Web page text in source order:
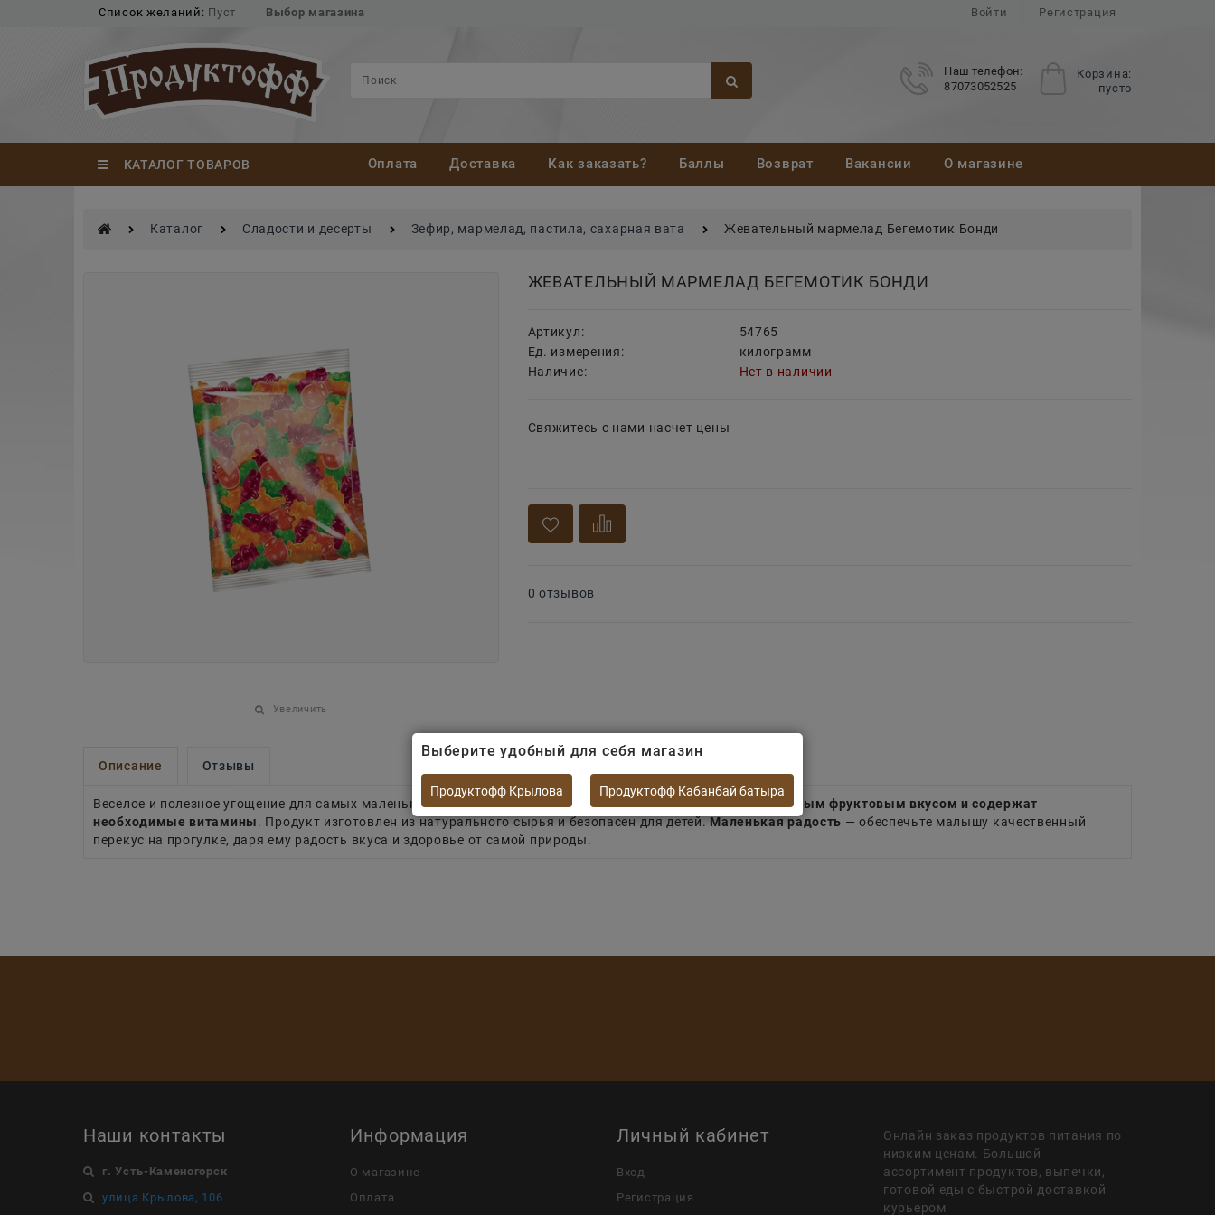
Список желаний: Пуст Выбор магазина Войти Регистрация
Корзина:
пусто
Наш телефон:
87073052525
КАТАЛОГ ТОВАРОВ Оплата Доставка Как заказать? Баллы Возврат Вакансии О магазине
Каталог Сладости и десерты Зефир, мармелад, пастила, сахарная вата Жевательный мармелад Бегемотик Бонди
Увеличить
ЖЕВАТЕЛЬНЫЙ МАРМЕЛАД БЕГЕМОТИК БОНДИ
Артикул:
54765
Ед. измерения:
килограмм
Наличие:
Нет в наличии
Свяжитесь с нами насчет цены
0 отзывов
Описание Отзывы
Веселое и полезное угощение для самых маленьких.Мармеладки в форме забавных героев обладают сочным фруктовым вкусом и содержат
необходимые витамины. Продукт изготовлен из натурального сырья и безопасен для детей.Маленькая радость — обеспечьте малышу качественный
перекус на прогулке, даря ему радость вкуса и здоровье от самой природы.
Наши контакты
г. Усть-Каменогорск
улица Крылова, 106
Информация
О магазине
Оплата
Личный кабинет
Вход
Регистрация
Онлайн заказ продуктов питания по
низким ценам. Большой
ассортимент продуктов, выпечки,
готовой еды с быстрой доставкой
курьером
Выберите удобный для себя магазин
Продуктофф Крылова Продуктофф Кабанбай батыра